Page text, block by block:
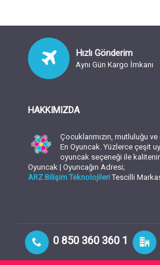
Hızlı Gönderim
Aynı Gün Kargo İmkanı
HAKKIMIZDA
Çocuklarımızın, mutluluğu
En Oyuncak. Yüzlerce çeşit
oyuncak seçeneği ile
Oyuncak | Oyuncağın Adresi;
ARZ Bilişim Teknolojileri Tescilli
0 850 360 360 1